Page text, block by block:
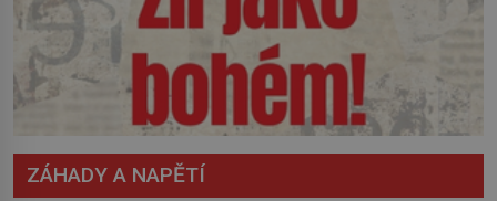
ZÁHADY A NAPĚTÍ